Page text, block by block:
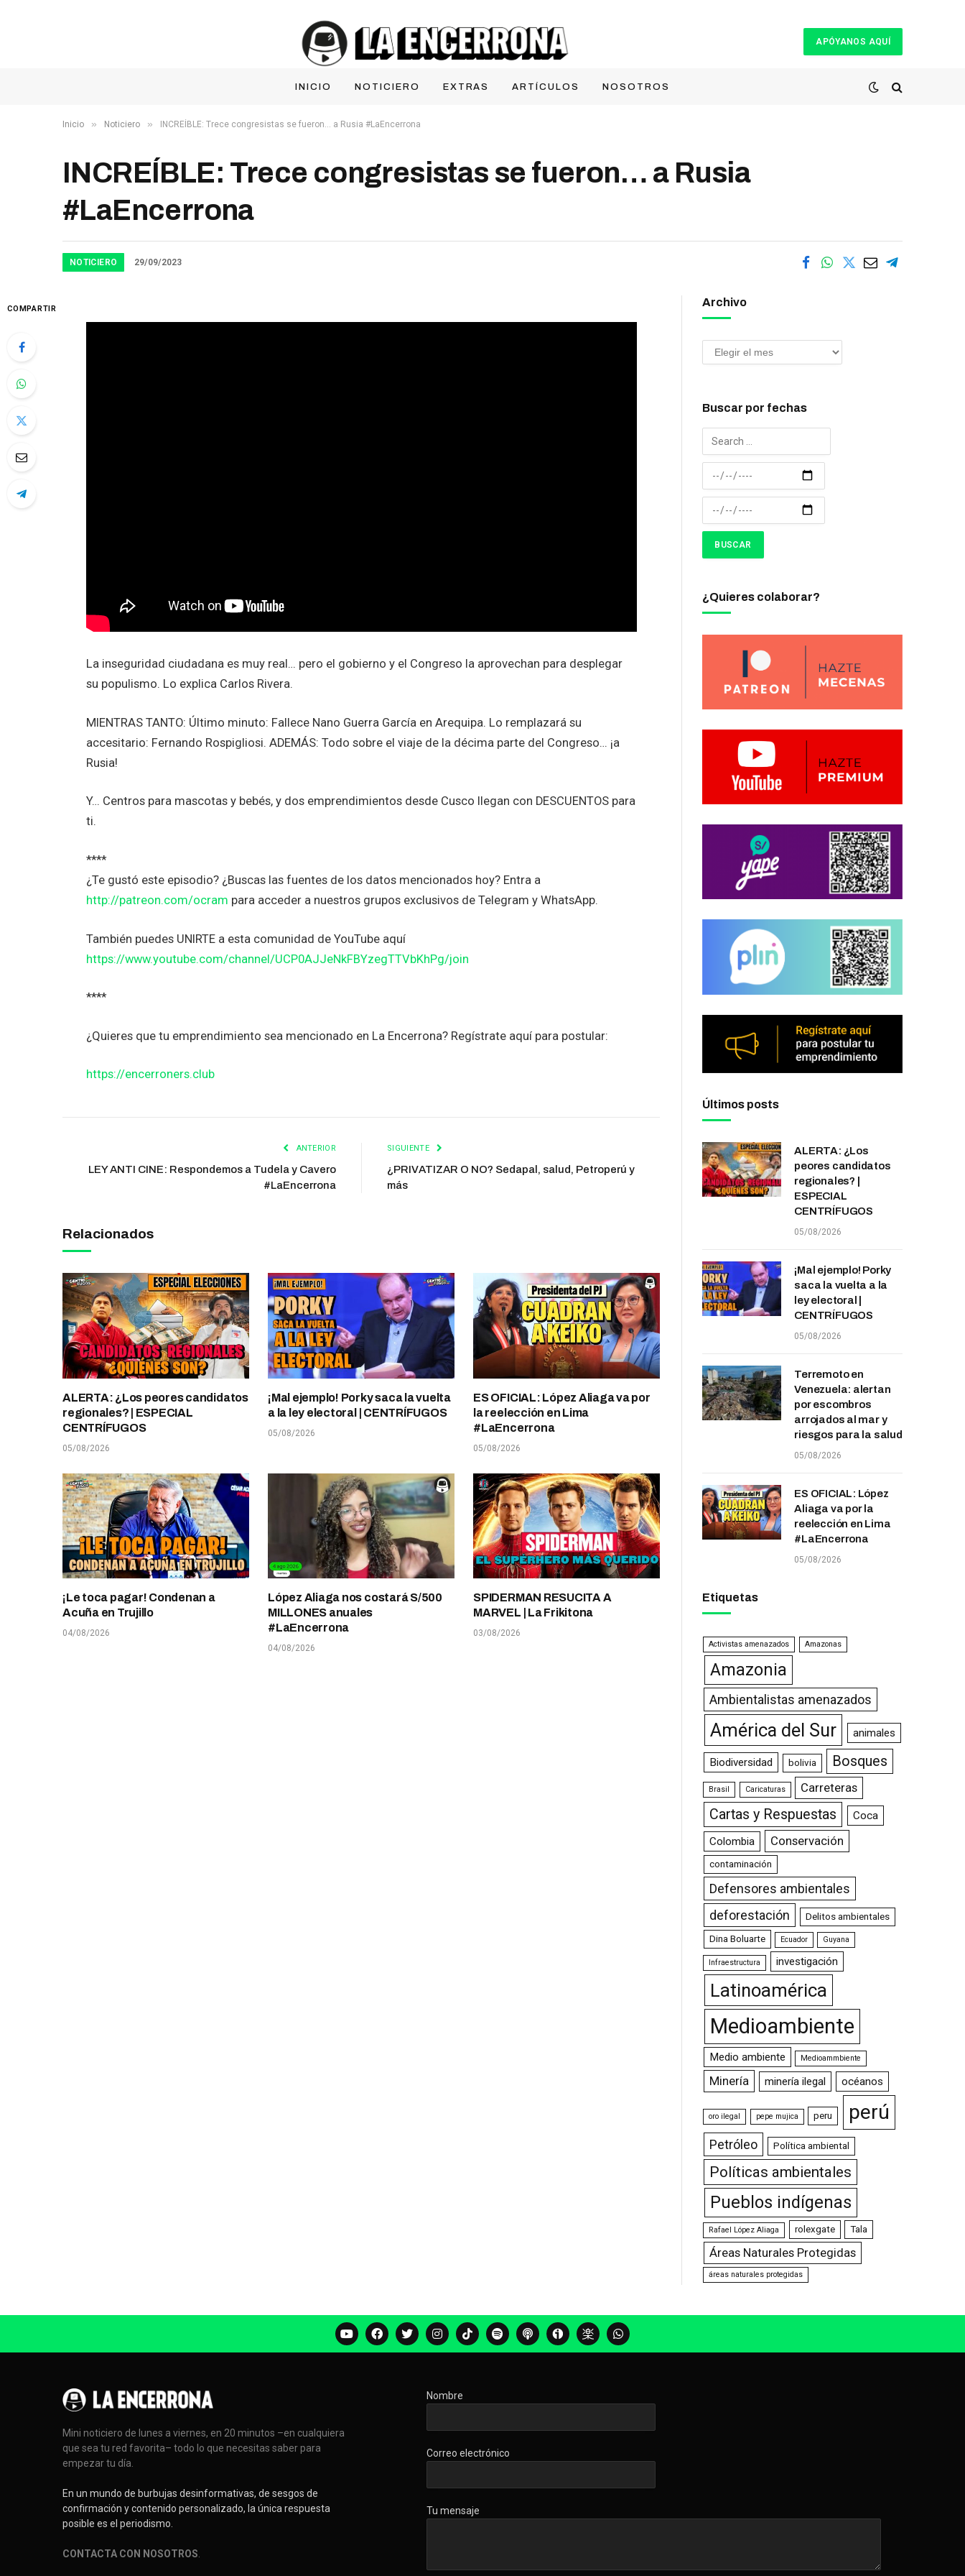
APÓYANOS AQUÍ
INICIO NOTICIERO EXTRAS ARTÍCULOS NOSOTROS
Inicio » Noticiero » INCREÍBLE: Trece congresistas se fueron… a Rusia #LaEncerrona
INCREÍBLE: Trece congresistas se fueron… a Rusia
#LaEncerrona
NOTICIERO 29/09/2023
COMPARTIR
La inseguridad ciudadana es muy real… pero el gobierno y el Congreso la aprovechan para desplegar
su populismo. Lo explica Carlos Rivera.
MIENTRAS TANTO: Último minuto: Fallece Nano Guerra García en Arequipa. Lo remplazará su
accesitario: Fernando Rospigliosi. ADEMÁS: Todo sobre el viaje de la décima parte del Congreso… ¡a
Rusia!
Y… Centros para mascotas y bebés, y dos emprendimientos desde Cusco llegan con DESCUENTOS para
ti.
****
¿Te gustó este episodio? ¿Buscas las fuentes de los datos mencionados hoy? Entra a
http://patreon.com/ocram para acceder a nuestros grupos exclusivos de Telegram y WhatsApp.
También puedes UNIRTE a esta comunidad de YouTube aquí
https://www.youtube.com/channel/UCP0AJJeNkFBYzegTTVbKhPg/join
****
¿Quieres que tu emprendimiento sea mencionado en La Encerrona? Regístrate aquí para postular:
https://encerroners.club
ANTERIOR
LEY ANTI CINE: Respondemos a Tudela y Cavero
#LaEncerrona
SIGUIENTE
¿PRIVATIZAR O NO? Sedapal, salud, Petroperú y
más
Relacionados
ALERTA: ¿Los peores candidatos
regionales? | ESPECIAL
CENTRÍFUGOS
05/08/2026
¡Mal ejemplo! Porky saca la vuelta
a la ley electoral | CENTRÍFUGOS
05/08/2026
ES OFICIAL: López Aliaga va por
la reelección en Lima
#LaEncerrona
05/08/2026
¡Le toca pagar! Condenan a
Acuña en Trujillo
04/08/2026
López Aliaga nos costará S/500
MILLONES anuales
#LaEncerrona
04/08/2026
SPIDERMAN RESUCITA A
MARVEL | La Frikitona
03/08/2026
Archivo
Buscar por fechas
¿Quieres colaborar?
Últimos posts
ALERTA: ¿Los
peores candidatos
regionales? |
ESPECIAL
CENTRÍFUGOS
05/08/2026
¡Mal ejemplo! Porky
saca la vuelta a la
ley electoral |
CENTRÍFUGOS
05/08/2026
Terremoto en
Venezuela: alertan
por escombros
arrojados al mar y
riesgos para la salud
05/08/2026
ES OFICIAL: López
Aliaga va por la
reelección en Lima
#LaEncerrona
05/08/2026
Etiquetas
Activistas amenazados Amazonas
Amazonia
Ambientalistas amenazados
América del Sur animales
Biodiversidad bolivia Bosques
Brasil Caricaturas Carreteras
Cartas y Respuestas
Coca
Colombia
Conservación
contaminación
Defensores ambientales
deforestación
Delitos ambientales
Dina Boluarte Ecuador Guyana
Infraestructura investigación
Latinoamérica
Medioambiente
Medio ambiente Medioammbiente
Minería minería ilegal océanos
oro ilegal pepe mujica peru perú
Petróleo Política ambiental
Políticas ambientales
Pueblos indígenas
Rafael López Aliaga rolexgate Tala
Áreas Naturales Protegidas
áreas naturales protegidas
Mini noticiero de lunes a viernes, en 20 minutos –en cualquiera
que sea tu red favorita– todo lo que necesitas saber para
empezar tu día.
En un mundo de burbujas desinformativas, de sesgos de
confirmación y contenido personalizado, la única respuesta
posible es el periodismo.
CONTACTA CON NOSOTROS
Nombre
Correo electrónico
Tu mensaje